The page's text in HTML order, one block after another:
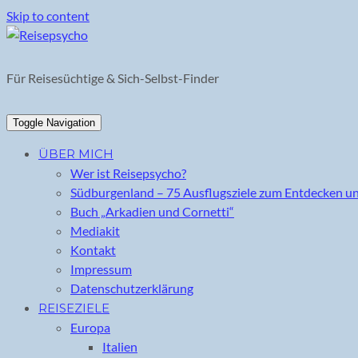
Skip to content
Für Reisesüchtige & Sich-Selbst-Finder
Toggle Navigation
ÜBER MICH
Wer ist Reisepsycho?
Südburgenland – 75 Ausflugsziele zum Entdecken
Buch „Arkadien und Cornetti“
Mediakit
Kontakt
Impressum
Datenschutzerklärung
REISEZIELE
Europa
Italien